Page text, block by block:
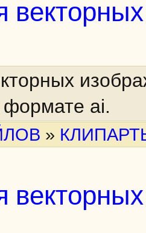
формате ai.
»